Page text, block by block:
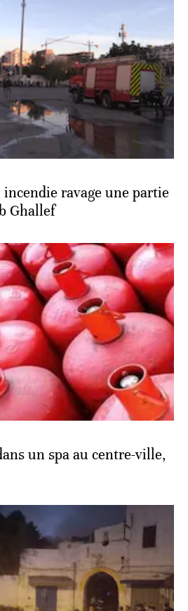
incendie ravage une partie
Ghallef
un spa au centre-ville,